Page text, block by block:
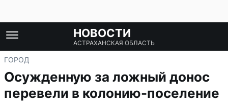
НОВОСТИ
АСТРАХАНСКАЯ ОБЛАСТЬ
ГОРОД
Осужденную за ложный донос
перевели в колонию-поселение